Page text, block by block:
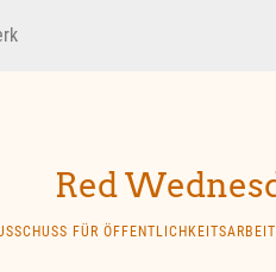
Red
FÜR ÖFFENTLICHKEITSARBEIT